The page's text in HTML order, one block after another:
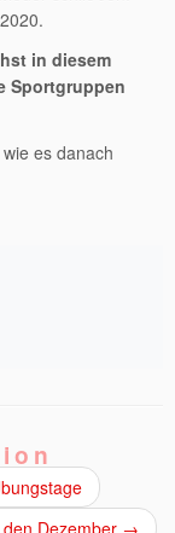
in diesem
Sportgruppen
es danach
den Dezember →